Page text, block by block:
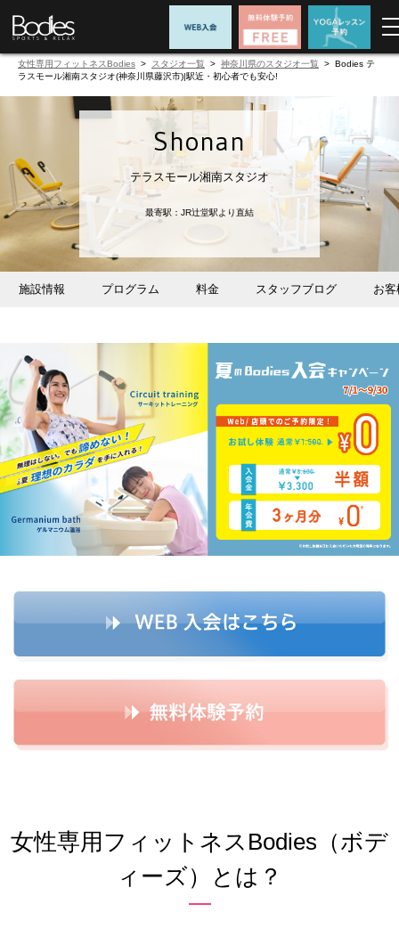
女性専用フィットネスBodies > スタジオ一覧 > 神奈川県のスタジオ一覧 > Bodies テ
ラスモール湘南スタジオ(神奈川県藤沢市)|駅近・初心者でも安心!
Shonan
テラスモール湘南スタジオ
最寄駅：JR辻堂駅より直結
施設情報 プログラム 料金 スタッフブログ お
女性専用フィットネスBodies（ボデ
ィーズ）とは？